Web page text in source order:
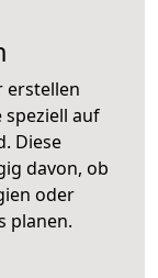
erstellen
auf
Diese
davon, ob
oder
planen.